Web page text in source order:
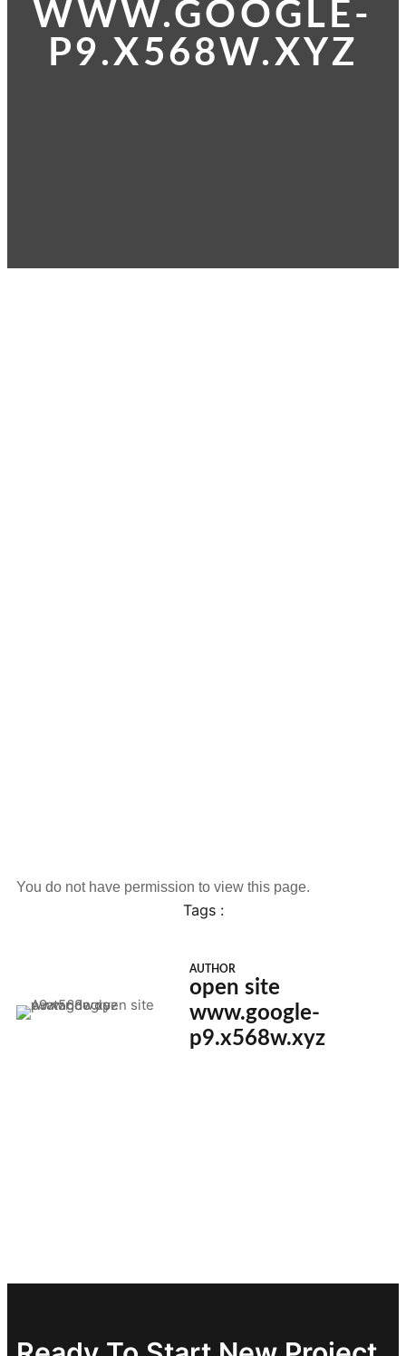
WWW.GOOGLE-
P9.X568W.XYZ
You do not have permission to view this page.
Tags :
AUTHOR
open site
www.google-
p9.x568w.xyz